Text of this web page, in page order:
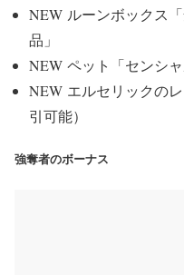
NEW ルーンボックス
品」
NEW ペット「センシ
NEW エルセリックの
引可能）
強奪者のボーナス